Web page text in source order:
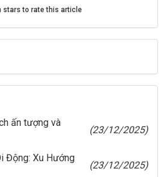
stars to rate this article
ấn tượng và
(23/12/2025)
Động: Xu Hướng
(23/12/2025)